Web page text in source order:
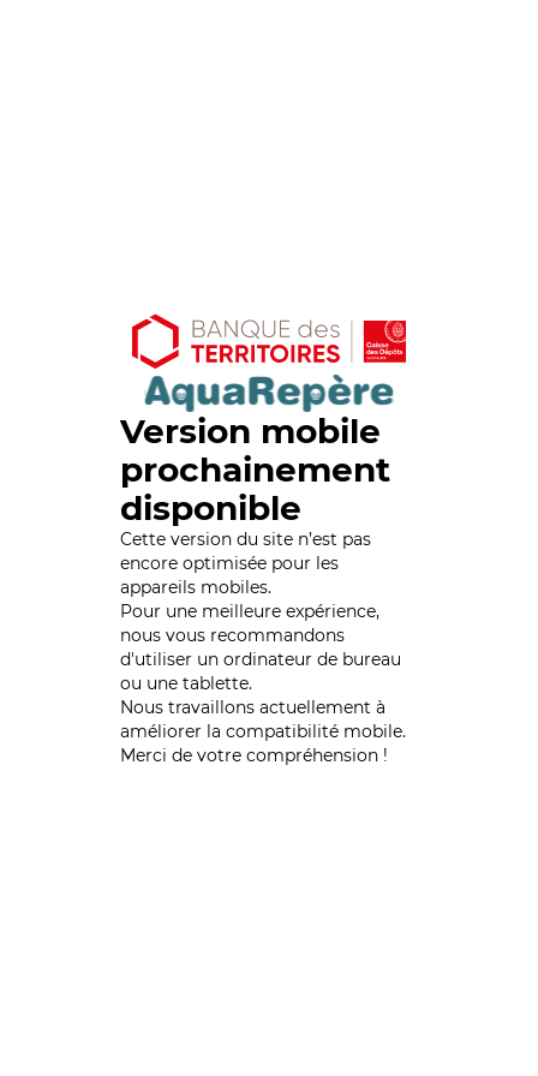
Version mobile
prochainement
disponible
Cette version du site n’est pas
encore optimisée pour les
appareils mobiles.
Pour une meilleure expérience,
nous vous recommandons
d'utiliser un ordinateur de bureau
ou une tablette.
Nous travaillons actuellement à
améliorer la compatibilité mobile.
Merci de votre compréhension !